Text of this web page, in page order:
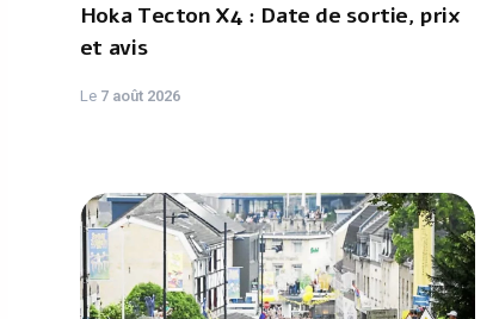
Hoka Tecton X4 : Date de sortie, prix
et avis
Le 7 août 2026